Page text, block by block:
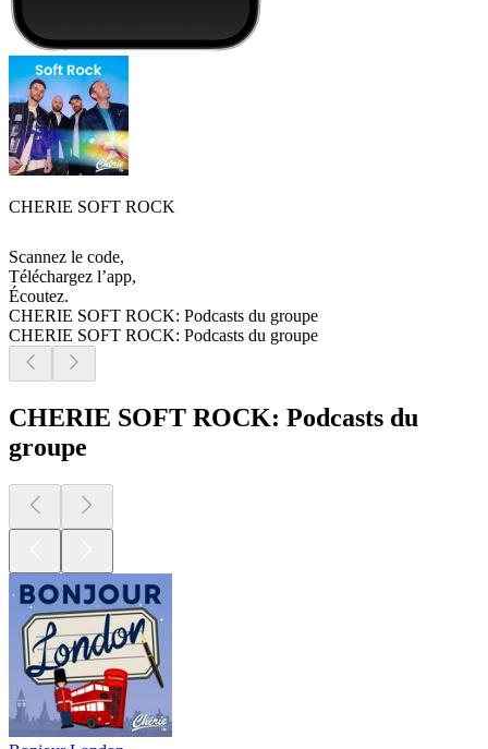
CHERIE SOFT ROCK
Scannez le code,
Téléchargez l’app,
Écoutez.
CHERIE SOFT ROCK: Podcasts du groupe
CHERIE SOFT ROCK: Podcasts du groupe
CHERIE SOFT ROCK: Podcasts du
groupe